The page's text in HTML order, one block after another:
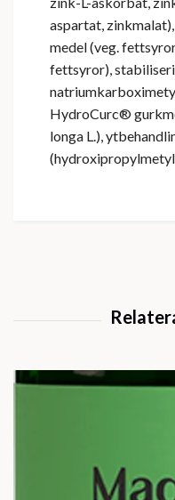
aspartat,
medel (veg.
fettsyror),
HydroCurc®
longa L.),